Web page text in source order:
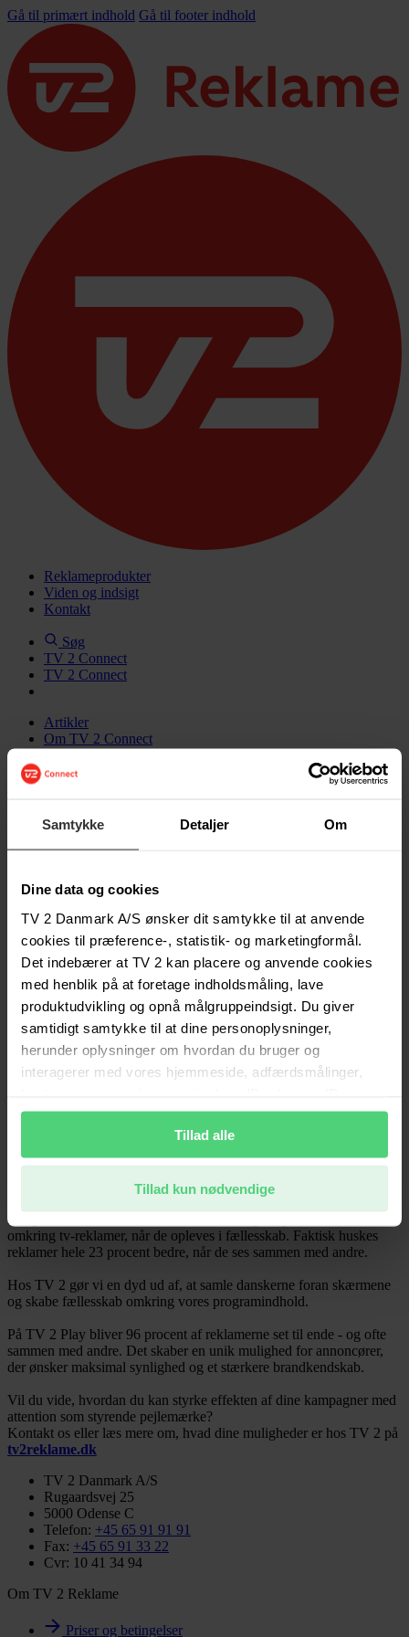
Samtykke Detaljer Om
Dine data og cookies
TV 2 Danmark A/S ønsker dit samtykke til at anvende
cookies til præference-, statistik- og marketingformål.
Det indebærer at TV 2 kan placere og anvende cookies
med henblik på at foretage indholdsmåling, lave
produktudvikling og opnå målgruppeindsigt. Du giver
samtidigt samtykke til at dine personoplysninger,
herunder oplysninger om hvordan du bruger og
interagerer med vores hjemmeside, adfærdsmålinger,
browser, vil blive delt med og/eller videregivet til
samarbejdspartnere, som kan bruge disse oplysninger til
deres egne formål, f.eks. at vise dig målrettede annoncer
påtredjepartsplatforme Du kan altid trække dit samtykke
på "Cookie-indstillinger" i bunden af siden. Dine valg,
anvendes på hele websitet og vil ikke påvirke
oplysninger samt dine rettigheder iPrivatlivspolitik for
løbende kunde- og samarbejdsforhold.
Tillad alle
Tillad kun nødvendige
Gå til primært indhold Gå til footer indhold
Reklameprodukter
Viden og indsigt
Kontakt
Søg
TV 2 Connect
TV 2 Connect
Artikler
Om TV 2 Connect
TV 2 Certificering
Nyheder og inspiration
Viden og indsigt
Nyheder og inspiration
𝗘𝗳𝗳𝗲𝗸𝘁𝗲𝗻 𝗮𝗳 𝗱𝗶𝗻𝗲 𝗿𝗲𝗸𝗹𝗮𝗺𝗲𝗿 𝘀𝘁𝘆𝗿𝗸𝗲𝘀, 𝗻𝗮𝗿 𝗱𝗲
𝘀𝗲𝘀 𝗶 𝗳æ𝗹𝗹𝗲𝘀𝘀𝗸𝗮𝗯
Effekten af dine reklamer styrkes, når de
ses i fællesskab
Annica Engelund-Sørensen
𝗘𝗳𝗳𝗲𝗸𝘁𝗲𝗻 𝗮𝗳 𝗱𝗶𝗻𝗲 𝗿𝗲𝗸𝗹𝗮𝗺𝗲𝗿 𝘀𝘁𝘆𝗿𝗸𝗲𝘀, 𝗻𝗮𝗿 𝗱𝗲 𝘀𝗲𝘀 𝗶
I følge
omkring tv-reklamer, når de opleves i fællesskab. Faktisk huskes
reklamer hele 23 procent bedre, når de ses sammen med andre.
Hos TV 2 gør vi en dyd ud af, at samle danskerne foran skærmene
og skabe fællesskab omkring vores programindhold.
På TV 2 Play bliver 96 procent af reklamerne set til ende - og ofte
sammen med andre. Det skaber en unik mulighed for annoncører,
der ønsker maksimal synlighed og et stærkere brandkendskab.
Vil du vide, hvordan du kan styrke effekten af dine kampagner med
attention som styrende pejlemærke?
Kontakt os eller læs mere om, hvad dine muligheder er hos TV 2 på
tv2reklame.dk
TV 2 Danmark A/S
Rugaardsvej 25
5000 Odense C
Telefon: +45 65 91 91 91
Fax: +45 65 91 33 22
Cvr: 10 41 34 94
Om TV 2 Reklame
Priser og betingelser